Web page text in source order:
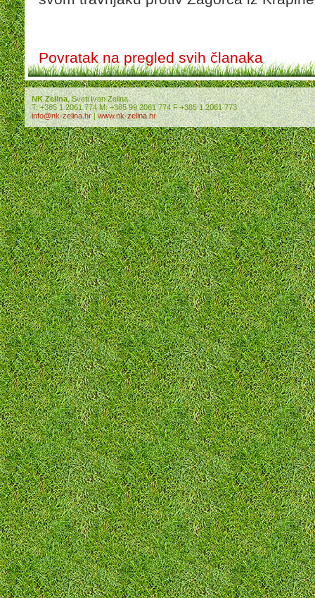
Povratak na pregled svih članaka
NK Zelina, Sveti Ivan Zelina
T: +385 1 2061 774 M: +385 99 2061 774 F +385 1 2061 773
info@nk-zelina.hr|www.nk-zelina.hr